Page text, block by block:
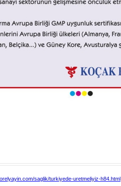
saglik/turkiyede-uretmeliyiz-h84.html